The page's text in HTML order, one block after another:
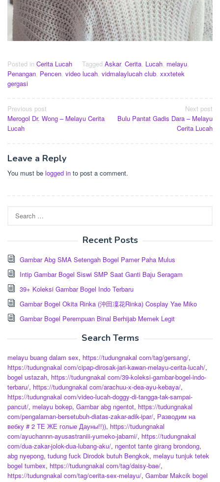
Posted in Cerita Lucah Tagged Askar, Cerita Lucah melayu
Penangan Pencen video lucah vidmalaylucah club xxxtetek
gergasi
Post
navigation
Previous post
Merogol Dr. Wong – Melayu Cerita
Lucah
Next post
Bulu Pantat Gadis Dara – Melayu
Cerita Lucah
Leave a Reply
You must be logged in to post a comment.
for:
Recent Posts
Gambar Abg SMA Setengah Bogel Pamer Paha Mulus
Intip Gambar Bogel Siswi SMP Saat Ganti Baju Seragam
39+ Koleksi Gambar Bogel Indo Terbaru
Gambar Bogel Okita Rinka (沖田凜花Rinka) Cosplay Yae Miko
Gambar Bogel Perempuan Binal Berhijab Memek Legit
Search Terms
melayu buang dalam sex, https://tudungnakal com/tag/gersang/,
https://tudungnakal com/cipap-dirosak-jari-kawan-melayu-cerita-lucah/,
bogel ustazah, https://tudungnakal com/39-koleksi-gambar-bogel-indo-
terbaru/, https://tudungnakal com/arachuu-x-dea-ayu-kebaya/,
https://tudungnakal com/video-lucah-doggy-di-tangga-tak-sampai-
pancut/, melayu bokep, Gambar abg ngentot, https://tudungnakal
com/pengalaman-bersetubuh-diatas-zakar-adik-ipar/, Разводим на
вебку # 2 ТЕ ЖЕ голые Дауны!!)), https://tudungnakal
com/ayuchannn-ayusastraniii-yumeko-jabami/, https://tudungnakal
com/dua-zakar-jolok-dua-lubang-aku/, ngentot tante girang brondong,
abg nyepong, tudung fuck Dirodok butuh Bengkok, melayu tunjuk tetek
bogel tumbex, https://tudungnakal com/tag/daisy-bae/,
https://tudungnakal com/tag/cerita-sex-melayu/, Gambar Makcik bogel